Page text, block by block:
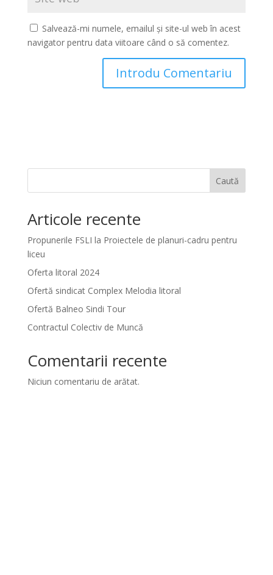
Salvează-mi numele, emailul și site-ul web în acest
navigator pentru data viitoare când o să comentez.
Caută
Articole recente
Propunerile FSLI la Proiectele de planuri-cadru pentru
liceu
Oferta litoral 2024
Ofertă sindicat Complex Melodia litoral
Ofertă Balneo Sindi Tour
Contractul Colectiv de Muncă
Comentarii recente
Niciun comentariu de arătat.